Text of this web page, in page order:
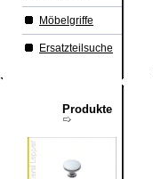
Möbelgriffe
Ersatzteilsuche
Produkte